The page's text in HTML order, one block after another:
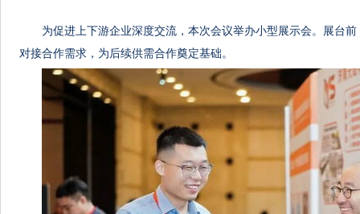
为促进上下游企业深度交流，本次会议举办小型展示会。展台
对接合作需求，为后续供需合作奠定基础。